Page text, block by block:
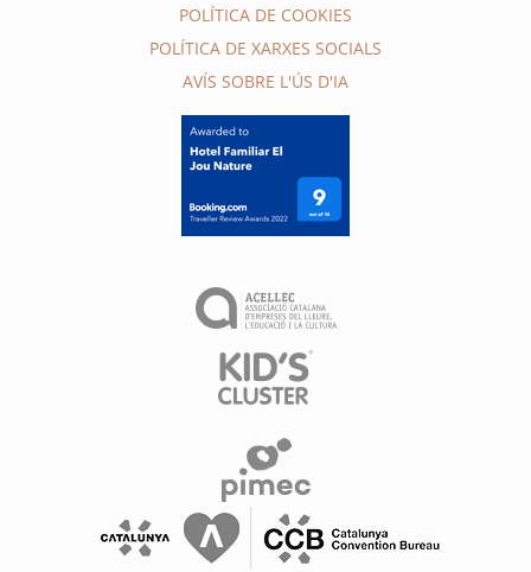
POLÍTICA DE COOKIES
POLÍTICA DE XARXES SOCIALS
AVÍS SOBRE L'ÚS D'IA